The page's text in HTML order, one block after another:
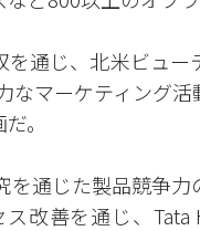
通じ、北米ビュ
なマーケティング
。
を通じた製品競争
改善を通じ、